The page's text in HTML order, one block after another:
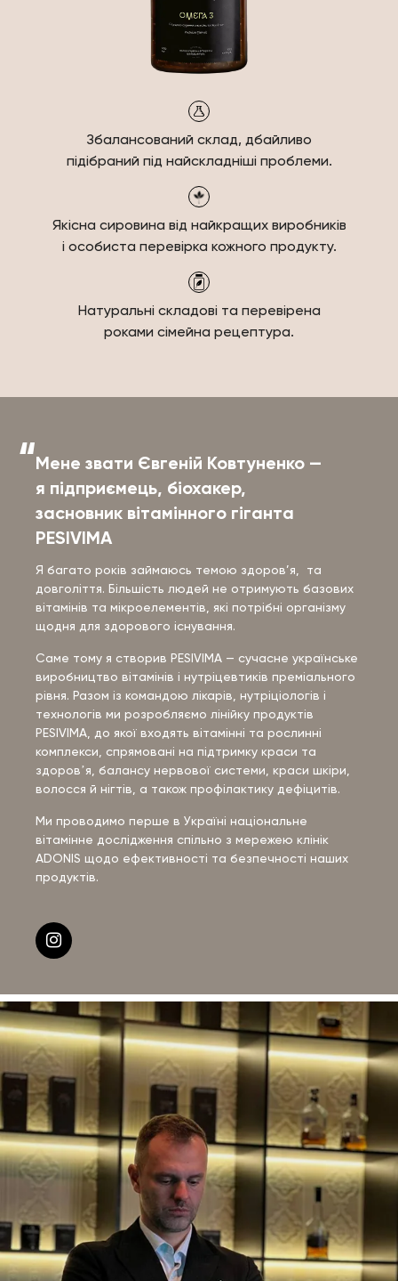
Збалансований склад, дбайливо
підібраний під найскладніші проблеми.
Якісна сировина від найкращих виробників
і особиста перевірка кожного продукту.
Натуральні складові та перевірена
роками сімейна рецептура.
Мене звати Євгеній Ковтуненко —
я підприємець, біохакер,
засновник вітамінного гіганта
PESIVIMA
Я багато років займаюсь темою здоров’я, та
довголіття. Більшість людей не отримують базових
вітамінів та мікроелементів, які потрібні організму
щодня для здорового існування.
Саме тому я створив PESIVIMA — сучасне українське
виробництво вітамінів і нутріцевтиків преміального
рівня. Разом із командою лікарів, нутріціологів і
технологів ми розробляємо лінійку продуктів
PESIVIMA, до якої входять вітамінні та рослинні
комплекси, спрямовані на підтримку краси та
здоровʼя, балансу нервової системи, краси шкіри,
волосся й нігтів, а також профілактику дефіцитів.
Ми проводимо перше в Україні національне
вітамінне дослідження спільно з мережею клінік
ADONIS щодо ефективності та безпечності наших
продуктів.